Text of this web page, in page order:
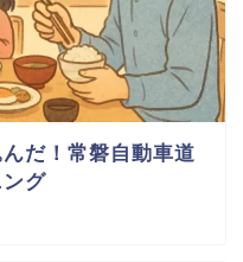
だ！常磐自動車道
グ